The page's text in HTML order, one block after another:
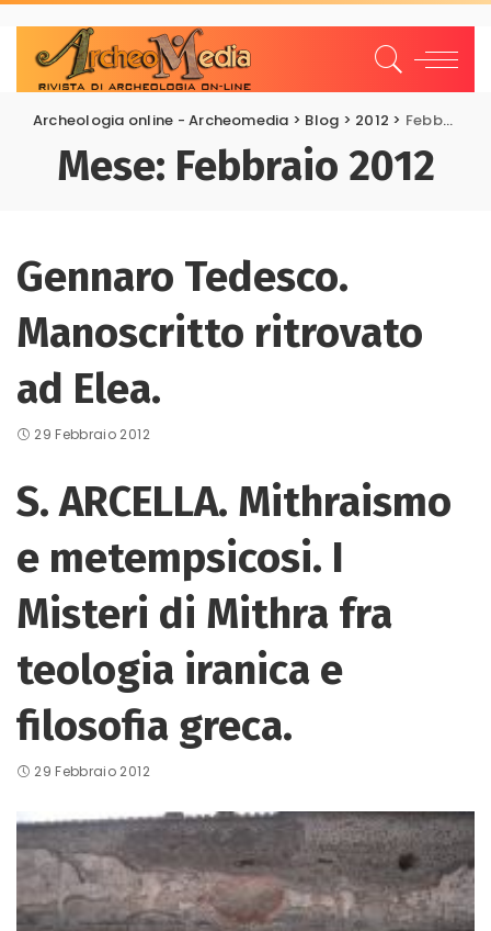
Archeologia online - Archeomedia > Blog > 2012 > Febbraio
Mese: Febbraio 2012
Gennaro Tedesco.
Manoscritto ritrovato
ad Elea.
29 Febbraio 2012
S. ARCELLA. Mithraismo
e metempsicosi. I
Misteri di Mithra fra
teologia iranica e
filosofia greca.
29 Febbraio 2012